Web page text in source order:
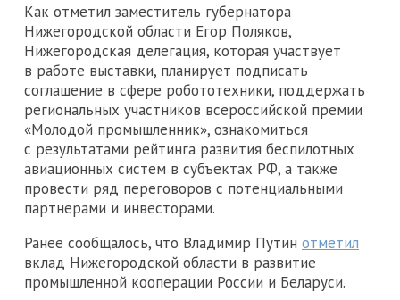
Как отметил заместитель губернатора
Нижегородской области Егор Поляков,
Нижегородская делегация, которая участвует
в работе выставки, планирует подписать
соглашение в сфере робототехники, поддержать
региональных участников всероссийской премии
«Молодой промышленник», ознакомиться
с результатами рейтинга развития беспилотных
авиационных систем в субъектах РФ, а также
провести ряд переговоров с потенциальными
партнерами и инвесторами.
Ранее сообщалось, что Владимир Путин отметил
вклад Нижегородской области в развитие
промышленной кооперации России и Беларуси.